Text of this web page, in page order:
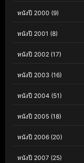
หนังปี 2000 (9)
หนังปี 2001 (8)
หนังปี 2002 (17)
หนังปี 2003 (16)
หนังปี 2004 (51)
หนังปี 2005 (18)
หนังปี 2006 (20)
หนังปี 2007 (25)